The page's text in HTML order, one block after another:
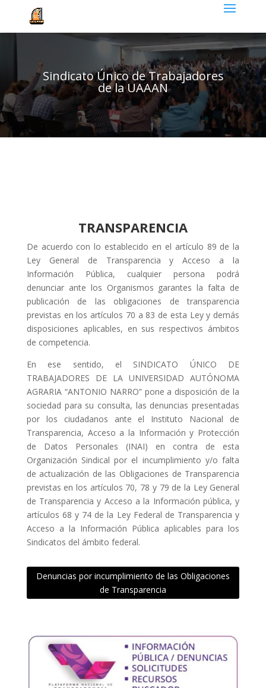
Sindicato Único de Trabajadores
de la UAAAN
TRANSPARENCIA
De acuerdo con lo establecido en el artículo 89 de la
Ley General de Transparencia y Acceso a la
Información Pública, cualquier persona podrá
denunciar ante los Organismos garantes la falta de
publicación de las obligaciones de transparencia
previstas en los artículos 70 a 83 de esta Ley y demás
disposiciones aplicables, en sus respectivos ámbitos
de competencia.
En ese sentido, el SINDICATO ÚNICO DE
TRABAJADORES DE LA UNIVERSIDAD AUTÓNOMA
AGRARIA “ANTONIO NARRO” pone a disposición de la
sociedad para su consulta, las denuncias presentadas
por los ciudadanos ante el Instituto Nacional de
Transparencia, Acceso a la Información y Protección
de Datos Personales (INAI) en contra de esta
Organización Sindical por el incumplimiento y/o falta
de actualización de las Obligaciones de Transparencia
previstas en los artículos 70, 78 y 79 de la Ley General
de Transparencia y Acceso a la Información pública, y
artículos 68 y 74 de la Ley Federal de Transparencia y
Acceso a la Información Pública aplicables para los
Sindicatos del ámbito federal.
Denuncias por incumplimiento de las Obligaciones
de Transparencia